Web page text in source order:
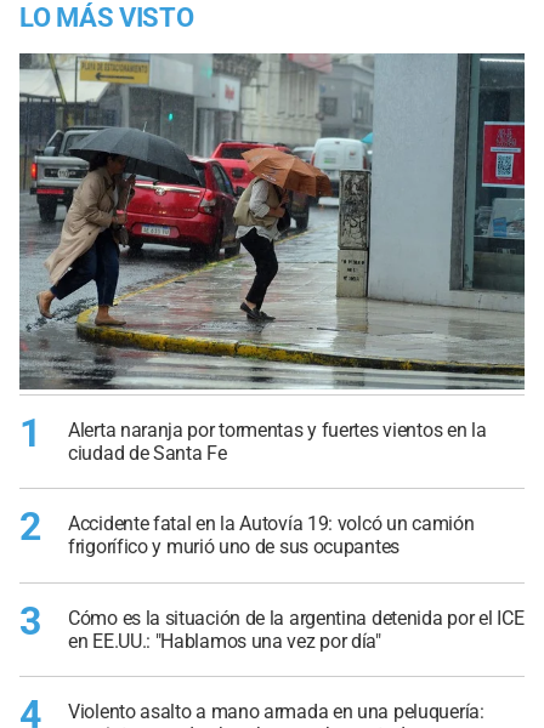
LO MÁS VISTO
1
Alerta naranja por tormentas y fuertes vientos en la
ciudad de Santa Fe
2
Accidente fatal en la Autovía 19: volcó un camión
frigorífico y murió uno de sus ocupantes
3
Cómo es la situación de la argentina detenida por el ICE
en EE.UU.: "Hablamos una vez por día"
4
Violento asalto a mano armada en una peluquería: